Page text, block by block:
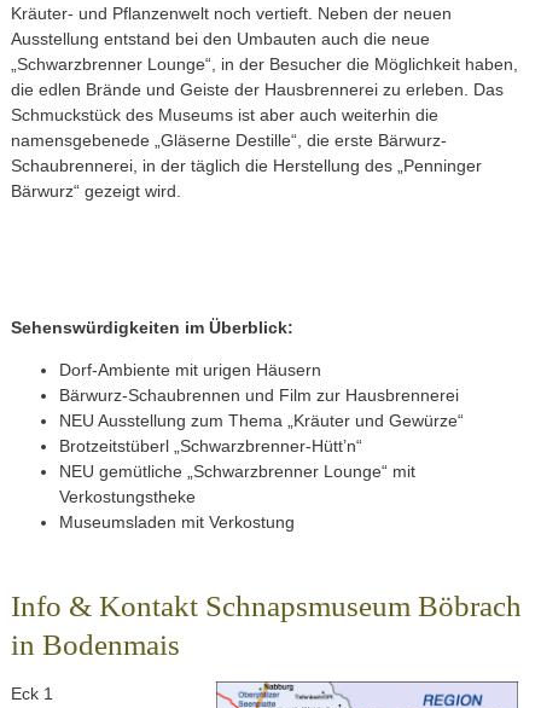
Kräuter- und Pflanzenwelt noch vertieft. Neben der neuen
Ausstellung entstand bei den Umbauten auch die neue
„Schwarzbrenner Lounge“, in der Besucher die Möglichkeit haben,
die edlen Brände und Geiste der Hausbrennerei zu erleben. Das
Schmuckstück des Museums ist aber auch weiterhin die
namensgebenede „Gläserne Destille“, die erste Bärwurz-
Schaubrennerei, in der täglich die Herstellung des „Penninger
Bärwurz“ gezeigt wird.
Sehenswürdigkeiten im Überblick:
Dorf-Ambiente mit urigen Häusern
Bärwurz-Schaubrennen und Film zur Hausbrennerei
NEU Ausstellung zum Thema „Kräuter und Gewürze“
Brotzeitstüberl „Schwarzbrenner-Hütt’n“
NEU gemütliche „Schwarzbrenner Lounge“ mit
Verkostungstheke
Museumsladen mit Verkostung
Info & Kontakt Schnapsmuseum Böbrach
in Bodenmais
Eck 1